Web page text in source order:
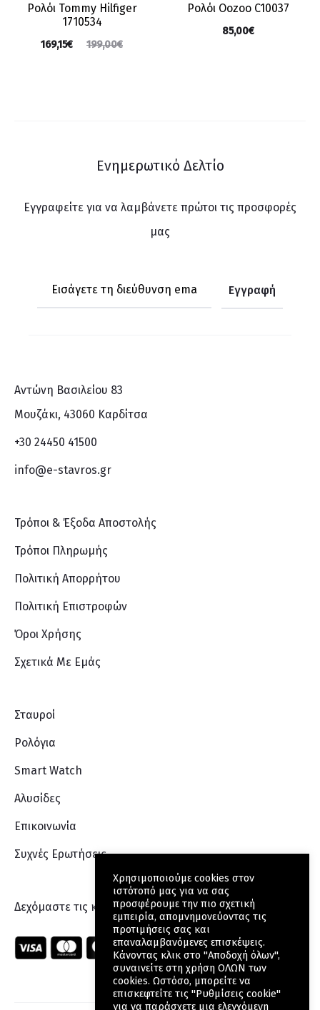
Ρολόι Tommy Hilfiger
1710534
199,00€
169,15€
Ρολόι Oozoo C10037
85,00€
Ενημερωτικό Δελτίο
Εγγραφείτε για να λαμβάνετε πρώτοι τις προσφορές
μας
Αντώνη Βασιλείου 83
Μουζάκι, 43060 Καρδίτσα
+30 24450 41500
info@e-stavros.gr
Τρόποι & Έξοδα Αποστολής
Τρόποι Πληρωμής
Πολιτική Απορρήτου
Πολιτική Επιστροφών
Όροι Χρήσης
Σχετικά Με Eμάς
Σταυροί
Ρολόγια
Smart Watch
Αλυσίδες
Επικοινωνία
Συχνές Ερωτήσεις
Δεχόμαστε τις κάρτες:
Χρησιμοποιούμε cookies στον
ιστότοπό μας για να σας
προσφέρουμε την πιο σχετική
εμπειρία, απομνημονεύοντας τις
προτιμήσεις σας και
επαναλαμβανόμενες επισκέψεις.
Κάνοντας κλικ στο "Αποδοχή όλων",
συναινείτε στη χρήση ΟΛΩΝ των
cookies. Ωστόσο, μπορείτε να
επισκεφτείτε τις "Ρυθμίσεις cookie"
για να παράσχετε μια ελεγχόμενη